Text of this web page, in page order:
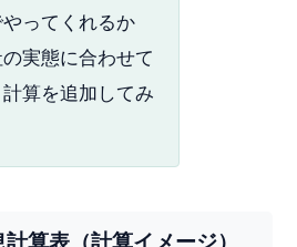
ってくれるか
実態に合わせて
算を追加してみ
算表（計算イメージ）